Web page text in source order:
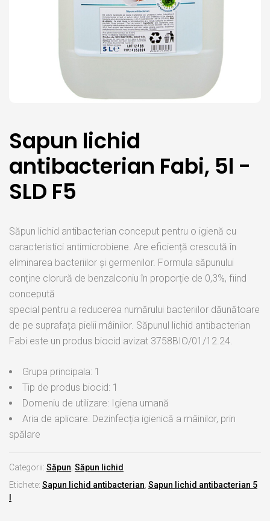
Sapun lichid
antibacterian Fabi, 5l -
SLD F5
Săpun lichid antibacterian conceput pentru o igienă cu
caracteristici antimicrobiene. Are eficiență crescută în
eliminarea bacteriilor și germenilor. Formula săpunului
conține clorură de benzalconiu în proporție de 0,3%, fiind
concepută
special pentru a reducerea numărului bacteriilor dăunătoare
de pe suprafața pielii mâinilor. Săpunul lichid antibacterian
Fabi este un produs biocid avizat 3758BIO/01/12.24.
Grupa principala: 1
Tip de produs biocid: 1
Domeniu de utilizare: Igiena umană
Aria de aplicare: Dezinfecția igienică a mâinilor, prin
spălare
Categorii: Săpun, Săpun lichid
Etichete: Sapun lichid antibacterian, Sapun lichid antibacterian 5